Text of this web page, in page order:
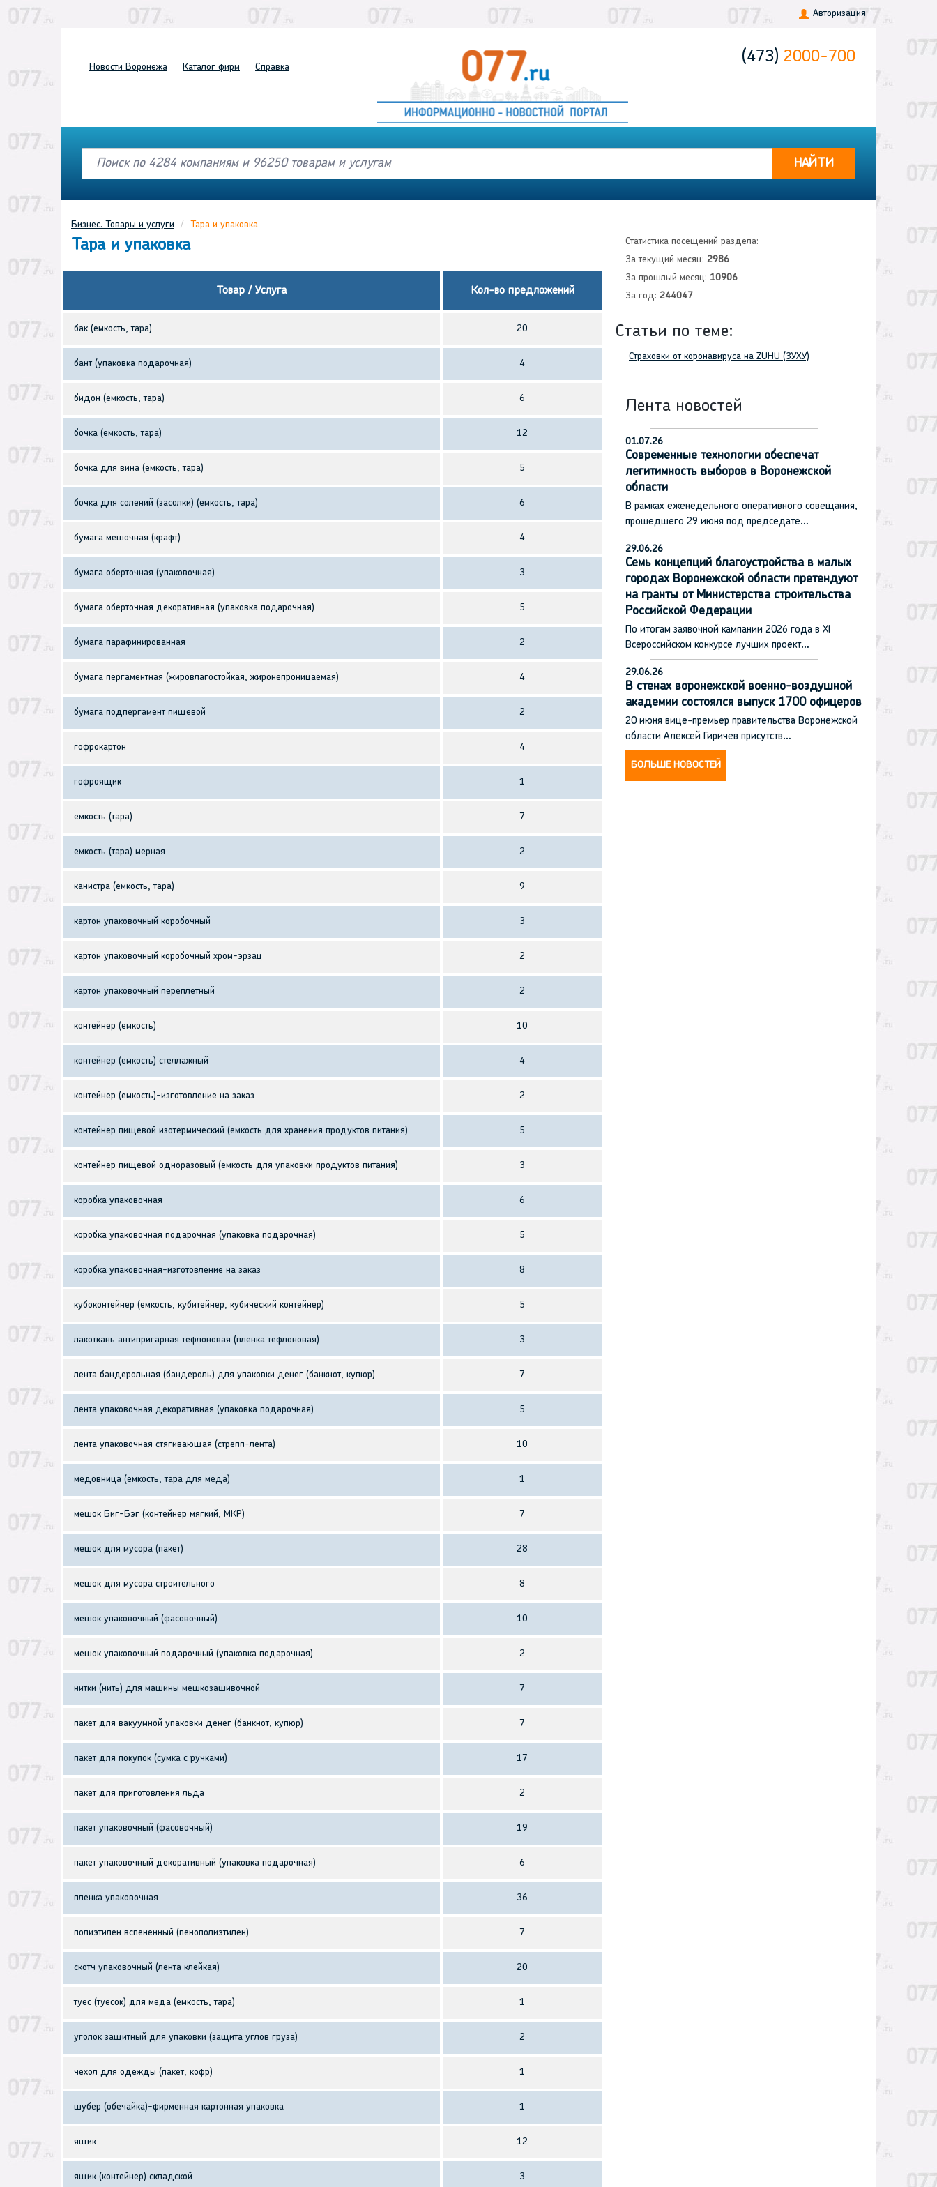
Авторизация
Новости Воронежа Каталог фирм Справка
(473) 2000-700
НАЙТИ
Бизнес. Товары и услуги Тара и упаковка
Тара и упаковка
Товар / Услуга Кол-во предложений
бак (емкость, тара) 20
бант (упаковка подарочная) 4
бидон (емкость, тара) 6
бочка (емкость, тара) 12
бочка для вина (емкость, тара) 5
бочка для солений (засолки) (емкость, тара) 6
бумага мешочная (крафт) 4
бумага оберточная (упаковочная) 3
бумага оберточная декоративная (упаковка подарочная) 5
бумага парафинированная 2
бумага пергаментная (жировлагостойкая, жиронепроницаемая) 4
бумага подпергамент пищевой 2
гофрокартон 4
гофроящик 1
емкость (тара) 7
емкость (тара) мерная 2
канистра (емкость, тара) 9
картон упаковочный коробочный 3
картон упаковочный коробочный хром-эрзац 2
картон упаковочный переплетный 2
контейнер (емкость) 10
контейнер (емкость) стеллажный 4
контейнер (емкость)-изготовление на заказ 2
контейнер пищевой изотермический (емкость для хранения продуктов питания) 5
контейнер пищевой одноразовый (емкость для упаковки продуктов питания) 3
коробка упаковочная 6
коробка упаковочная подарочная (упаковка подарочная) 5
коробка упаковочная-изготовление на заказ 8
кубоконтейнер (емкость, кубитейнер, кубический контейнер) 5
лакоткань антипригарная тефлоновая (пленка тефлоновая) 3
лента бандерольная (бандероль) для упаковки денег (банкнот, купюр) 7
лента упаковочная декоративная (упаковка подарочная) 5
лента упаковочная стягивающая (стрепп-лента) 10
медовница (емкость, тара для меда) 1
мешок Биг-Бэг (контейнер мягкий, МКР) 7
мешок для мусора (пакет) 28
мешок для мусора строительного 8
мешок упаковочный (фасовочный) 10
мешок упаковочный подарочный (упаковка подарочная) 2
нитки (нить) для машины мешкозашивочной 7
пакет для вакуумной упаковки денег (банкнот, купюр) 7
пакет для покупок (сумка с ручками) 17
пакет для приготовления льда 2
пакет упаковочный (фасовочный) 19
пакет упаковочный декоративный (упаковка подарочная) 6
пленка упаковочная 36
полиэтилен вспененный (пенополиэтилен) 7
скотч упаковочный (лента клейкая) 20
туес (туесок) для меда (емкость, тара) 1
уголок защитный для упаковки (защита углов груза) 2
чехол для одежды (пакет, кофр) 1
шубер (обечайка)-фирменная картонная упаковка 1
ящик 12
ящик (контейнер) складской 3
Статистика посещений раздела:
За текущий месяц: 2986
За прошлый месяц: 10906
За год: 244047
Статьи по теме:
Страховки от коронавируса на ZUHU (ЗУХУ)
Лента новостей
01.07.26
Современные технологии обеспечат
легитимность выборов в Воронежской
области
В рамках еженедельного оперативного совещания,
прошедшего 29 июня под председате…
29.06.26
Семь концепций благоустройства в малых
городах Воронежской области претендуют
на гранты от Министерства строительства
Российской Федерации
По итогам заявочной кампании 2026 года в XI
Всероссийском конкурсе лучших проект…
29.06.26
В стенах воронежской военно-воздушной
академии состоялся выпуск 1700 офицеров
20 июня вице-премьер правительства Воронежской
области Алексей Гиричев присутств…
БОЛЬШЕ НОВОСТЕЙ